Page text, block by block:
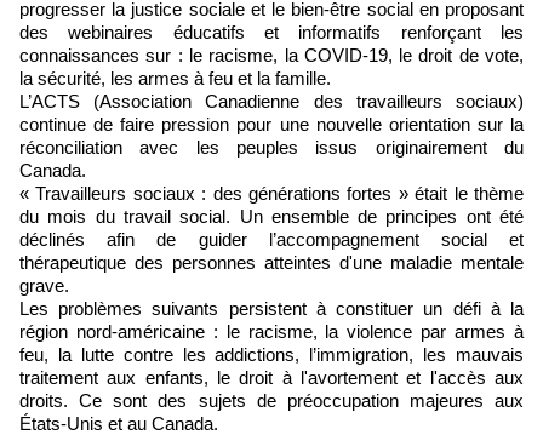
progresser la justice sociale et le bien-être social en proposant
des webinaires éducatifs et informatifs renforçant les
connaissances sur : le racisme, la COVID-19, le droit de vote,
la sécurité, les armes à feu et la famille.
L’ACTS (Association Canadienne des travailleurs sociaux)
continue de faire pression pour une nouvelle orientation sur la
réconciliation avec les peuples issus originairement du
Canada.
« Travailleurs sociaux : des générations fortes » était le thème
du mois du travail social. Un ensemble de principes ont été
déclinés afin de guider l’accompagnement social et
thérapeutique des personnes atteintes d'une maladie mentale
grave.
Les problèmes suivants persistent à constituer un défi à la
région nord-américaine : le racisme, la violence par armes à
feu, la lutte contre les addictions, l’immigration, les mauvais
traitement aux enfants, le droit à l'avortement et l'accès aux
droits. Ce sont des sujets de préoccupation majeures aux
États-Unis et au Canada.